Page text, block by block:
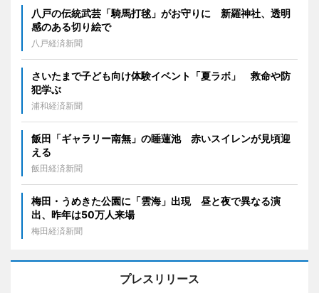
八戸の伝統武芸「騎馬打毬」がお守りに 新羅神社、透明
感のある切り絵で
八戸経済新聞
さいたまで子ども向け体験イベント「夏ラボ」 救命や防
犯学ぶ
浦和経済新聞
飯田「ギャラリー南無」の睡蓮池 赤いスイレンが見頃迎
える
飯田経済新聞
梅田・うめきた公園に「雲海」出現 昼と夜で異なる演
出、昨年は50万人来場
梅田経済新聞
プレスリリース